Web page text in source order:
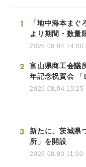
1
「地中海本まぐ
より期間・数量
2026.08.04 14:00
2
富山県商工会議
年記念祝賀会
2026.08.04 15:25
3
新たに、茨城県
所」を開設
2026.08.03 11:00